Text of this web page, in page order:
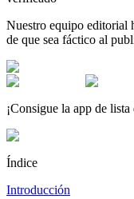
Nuestro equipo editorial
de que sea fáctico al
¡Consigue la app de
Índice
Introducción